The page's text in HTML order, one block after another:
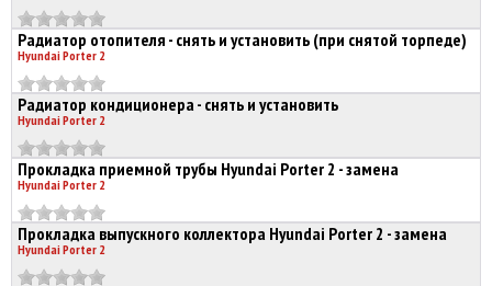
Радиатор отопителя - снять и установить (при снятой торпеде)
Hyundai Porter 2
Радиатор кондиционера - снять и установить
Hyundai Porter 2
Прокладка приемной трубы Hyundai Porter 2 - замена
Hyundai Porter 2
Прокладка выпускного коллектора Hyundai Porter 2 - замена
Hyundai Porter 2